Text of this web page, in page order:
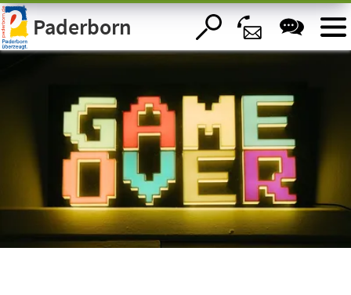
Visuelle
Assistenzsoftware
öffnen.Paderborn